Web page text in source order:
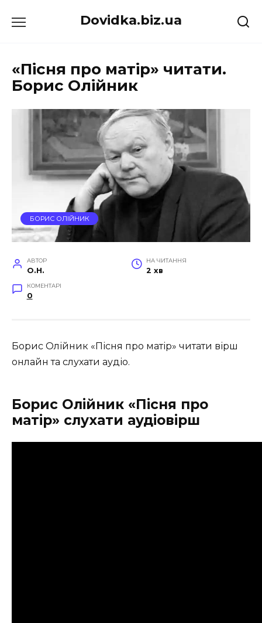
до
Dovidka.biz.ua
«Пісня про матір» читати.
Борис Олійник
БОРИС ОЛІЙНИК
АВТОР
O.H.
НА ЧИТАННЯ
2 хв
КОМЕНТАРІ
0
Борис Олійник «Пісня про матір» читати вірш
онлайн та слухати аудіо.
Борис Олійник «Пісня про
матір» слухати аудіовірш